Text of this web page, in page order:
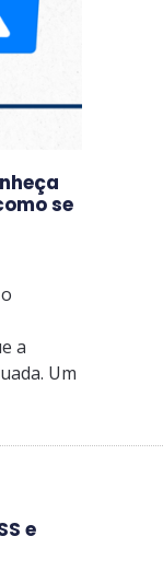
se
a
Um
e